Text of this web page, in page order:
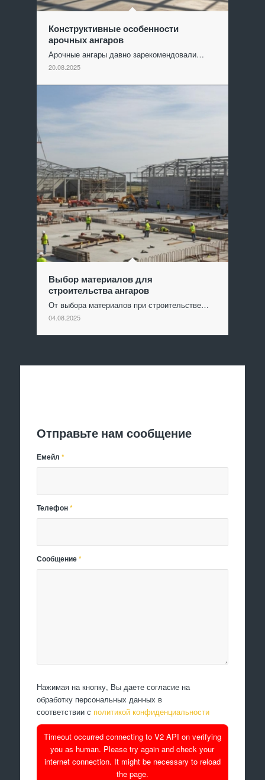
Конструктивные особенности
арочных ангаров
Арочные ангары давно зарекомендовали…
20.08.2025
Выбор материалов для
строительства ангаров
От выбора материалов при строительстве…
04.08.2025
Отправьте нам сообщение
Емейл*
Телефон*
Сообщение*
Нажимая на кнопку, Вы даете согласие на
обработку персональных данных в
соответствии с политикой конфиденциальности
Timeout occurred connecting to V2 API on verifying
you as human. Please try again and check your
internet connection. It might be necessary to reload
the page.